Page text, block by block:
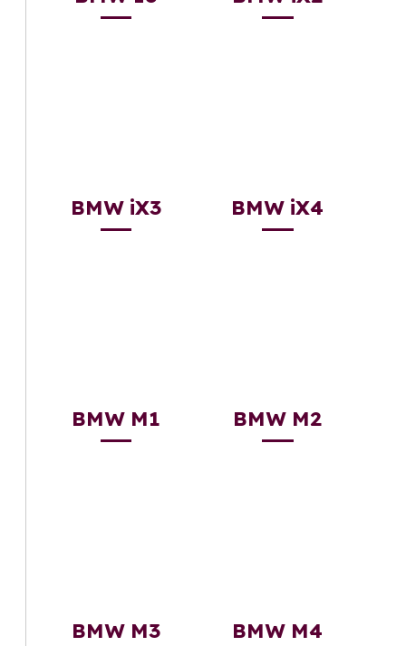
BMW iX3 BMW iX4
BMW M1 BMW M2
BMW M3 BMW M4